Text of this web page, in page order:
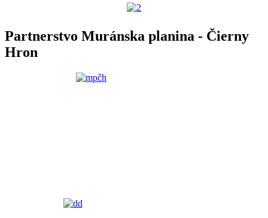
Partnerstvo Muránska planina - Čierny
Hron